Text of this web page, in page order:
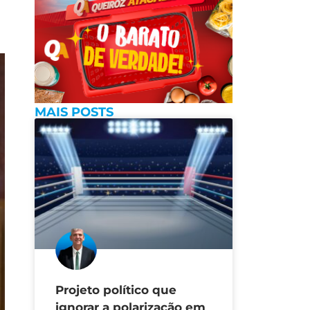
MAIS POSTS
Projeto político que
ignorar a polarização em